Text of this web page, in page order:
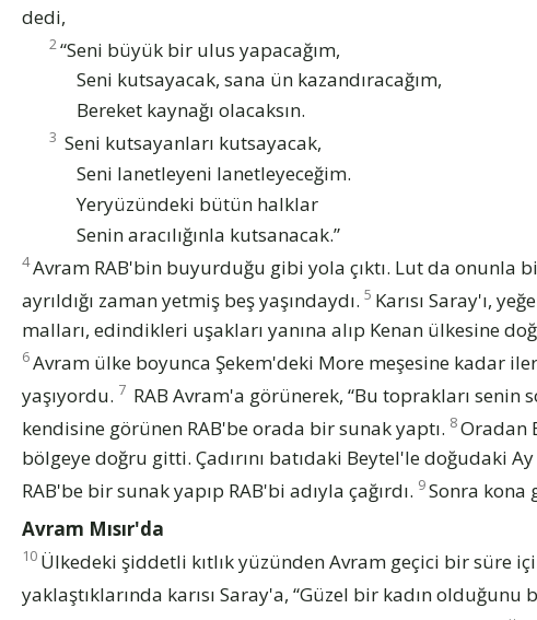
dedi,
2“Seni büyük bir ulus yapacağım,
Seni kutsayacak, sana ün kazandıracağım,
Bereket kaynağı olacaksın.
3 Seni kutsayanları kutsayacak,
Seni lanetleyeni lanetleyeceğim.
Yeryüzündeki bütün halklar
Senin aracılığınla kutsanacak.”
4Avram RAB'bin buyurduğu gibi yola çıktı. Lut da onunla
ayrıldığı zaman yetmiş beş yaşındaydı. 5 Karısı Saray'ı,
malları, edindikleri uşakları yanına alıp Kenan ülkesine
6Avram ülke boyunca Şekem'deki More meşesine kadar
yaşıyordu. 7 RAB Avram'a görünerek, “Bu toprakları senin
kendisine görünen RAB'be orada bir sunak yaptı. 8Oradan
bölgeye doğru gitti. Çadırını batıdaki Beytel'le doğudaki
RAB'be bir sunak yapıp RAB'bi adıyla çağırdı. 9Sonra kona
Avram Mısır'da
10 Ülkedeki şiddetli kıtlık yüzünden Avram geçici bir süre
yaklaştıklarında karısı Saray'a, “Güzel bir kadın olduğunu